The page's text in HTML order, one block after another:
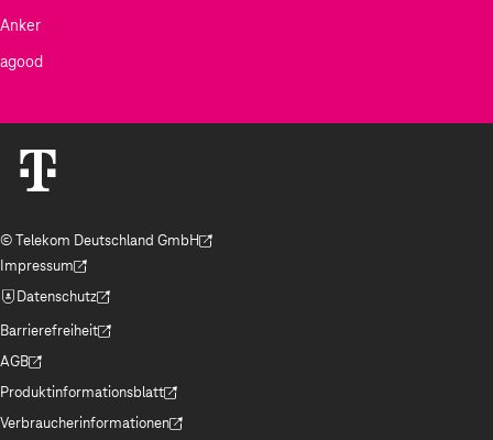
Anker
agood
© Telekom Deutschland GmbH
(Der Link wird in einem neuen Tab geöffnet)
Impressum
(Der Link wird in einem neuen Tab geöffnet)
Datenschutz
(Der Link wird in einem neuen Tab geöffnet)
Barrierefreiheit
(Der Link wird in einem neuen Tab geöffnet)
AGB
(Der Link wird in einem neuen Tab geöffnet)
Produktinformationsblatt
(Der Link wird in einem neuen Tab geöffnet)
Verbraucherinformationen
(Der Link wird in einem neuen Tab geöffnet)